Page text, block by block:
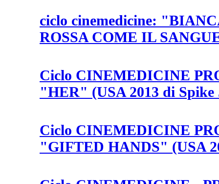
ciclo cinemedicine:
ROSSA COME IL
Ciclo CINEMEDICINE
"HER" (USA 2013 di Spike
Ciclo CINEMEDICINE
"GIFTED HANDS" (USA